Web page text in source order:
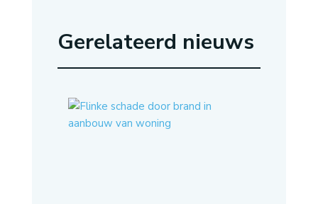
Gerelateerd nieuws